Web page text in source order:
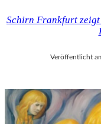
Schirn Frankfurt zeigt
Veröffentlicht